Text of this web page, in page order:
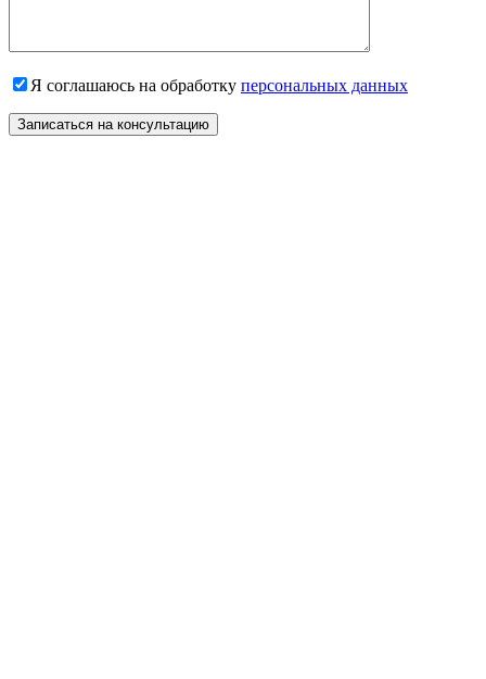
Я соглашаюсь на обработку персональных данных
Записаться на консультацию